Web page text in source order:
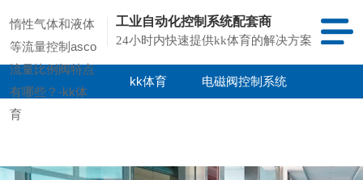
惰性气体和液体
等流量控制asco
流量比例阀特点
有哪些？-kk体
育
工业自动化控制系统配套商
24小时内快速提供kk体育的解决方案
kk体育 电磁阀控制系统